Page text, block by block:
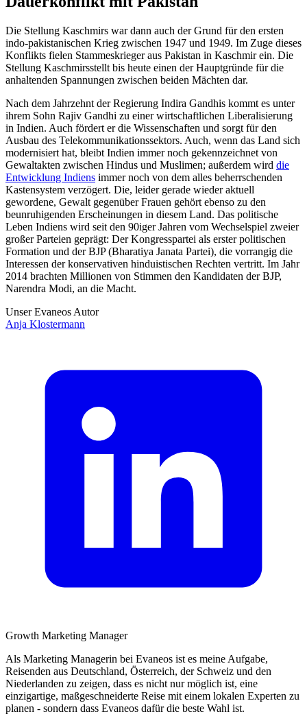
Die Stellung Kaschmirs war dann auch der Grund für den ersten
indo-pakistanischen Krieg zwischen 1947 und 1949. Im Zuge dieses
Konflikts fielen Stammeskrieger aus Pakistan in Kaschmir ein. Die
Stellung Kaschmirsstellt bis heute einen der Hauptgründe für die
anhaltenden Spannungen zwischen beiden Mächten dar.
Nach dem Jahrzehnt der Regierung Indira Gandhis kommt es unter
ihrem Sohn Rajiv Gandhi zu einer wirtschaftlichen Liberalisierung
in Indien. Auch fördert er die Wissenschaften und sorgt für den
Ausbau des Telekommunikationssektors. Auch, wenn das Land sich
modernisiert hat, bleibt Indien immer noch gekennzeichnet von
Gewaltakten zwischen Hindus und Muslimen; außerdem wird die
Entwicklung Indiens immer noch von dem alles beherrschenden
Kastensystem verzögert. Die, leider gerade wieder aktuell
gewordene, Gewalt gegenüber Frauen gehört ebenso zu den
beunruhigenden Erscheinungen in diesem Land. Das politische
Leben Indiens wird seit den 90iger Jahren vom Wechselspiel zweier
großer Parteien geprägt: Der Kongresspartei als erster politischen
Formation und der BJP (Bharatiya Janata Partei), die vorrangig die
Interessen der konservativen hinduistischen Rechten vertritt. Im Jahr
2014 brachten Millionen von Stimmen den Kandidaten der BJP,
Narendra Modi, an die Macht.
Unser Evaneos Autor
Anja Klostermann
Growth Marketing Manager
Als Marketing Managerin bei Evaneos ist es meine Aufgabe,
Reisenden aus Deutschland, Österreich, der Schweiz und den
Niederlanden zu zeigen, dass es nicht nur möglich ist, eine
einzigartige, maßgeschneiderte Reise mit einem lokalen Experten zu
planen - sondern dass Evaneos dafür die beste Wahl ist.